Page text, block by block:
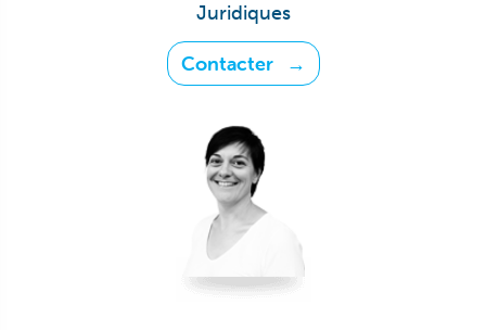
Juridiques
Contacter